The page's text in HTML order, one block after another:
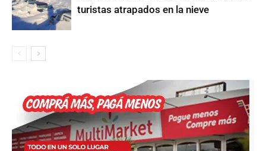
turistas atrapados en la nieve